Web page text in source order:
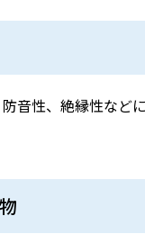
音性、絶縁性など